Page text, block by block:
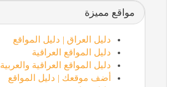
مواقع مميزة
دليل العراق | دليل المواقع
دليل المواقع العراقية
دليل المواقع العراقية والعربية
أضف موقعك | دليل المواقع